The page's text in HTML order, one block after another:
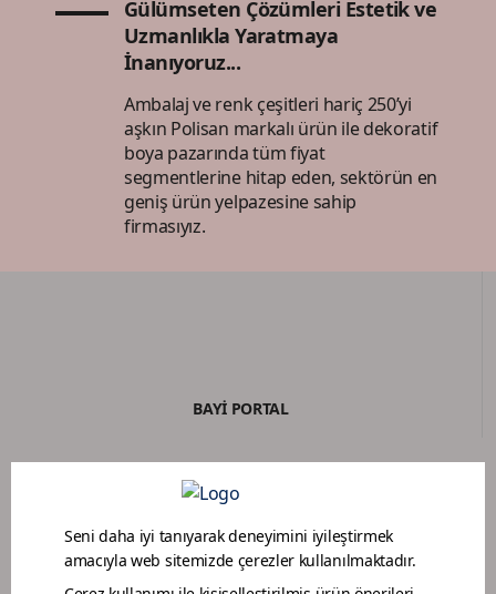
Gülümseten Çözümleri Estetik ve
Uzmanlıkla Yaratmaya
İnanıyoruz...
Ambalaj ve renk çeşitleri hariç 250’yi
aşkın Polisan markalı ürün ile dekoratif
boya pazarında tüm fiyat
segmentlerine hitap eden, sektörün en
geniş ürün yelpazesine sahip
firmasıyız.
BAYİ PORTAL
BOYACI SADAKAT PROGRAMI